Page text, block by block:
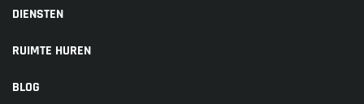
DIENSTEN
RUIMTE HUREN
BLOG